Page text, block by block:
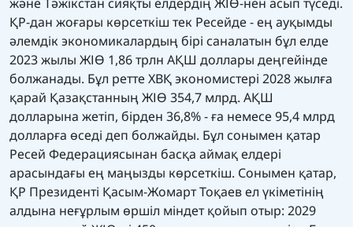
ҚР-дан жоғары көрсеткіш тек Ресейде - ең ауқымды
әлемдік экономикалардың бірі саналатын бұл елде
2023 жылы ЖІӨ 1,86 трлн АҚШ доллары деңгейінде
болжанады. Бұл ретте ХВҚ экономистері 2028 жылға
қарай Қазақстанның ЖІӨ 354,7 млрд. АҚШ
долларына жетіп, бірден 36,8% - ға немесе 95,4 млрд
долларға өседі деп болжайды. Бұл сонымен қатар
Ресей Федерациясынан басқа аймақ елдері
арасындағы ең маңызды көрсеткіш. Сонымен қатар,
ҚР Президенті Қасым-Жомарт Тоқаев ел үкіметінің
алдына неғұрлым өршіл міндет қойып отыр: 2029